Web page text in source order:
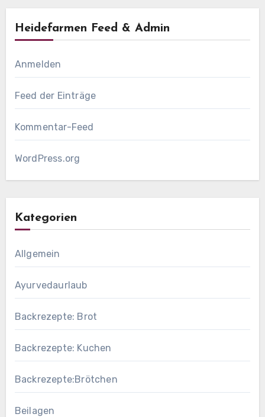
Heidefarmen Feed & Admin
Anmelden
Feed der Einträge
Kommentar-Feed
WordPress.org
Kategorien
Allgemein
Ayurvedaurlaub
Backrezepte: Brot
Backrezepte: Kuchen
Backrezepte:Brötchen
Beilagen